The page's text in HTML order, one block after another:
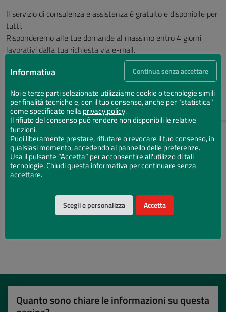
IN BIBLIOTECA
Iscrizione e informazioni
Prestito e prenotazione
Consultazione
Lettura accessibile
Il servizio di consulenza e assistenza è gratuito e disponibile per
tutti.
Risponderemo alle tue domande al massimo entro 4 giorni
lavorativi dalla tua richiesta via e-mail.
Pagina aggiornata il 27/05/2024
Quanto sono chiare le informazioni su questa
Informativa
Noi e terze parti selezionate utilizziamo cookie o tecnologie simili
per finalità tecniche e, con il tuo consenso, anche per "statistica"
come specificato nellaprivacy policy.
Il rifiuto del consenso può rendere non disponibili le relative
funzioni.
Puoi liberamente prestare, rifiutare o revocare il tuo consenso, in
qualsiasi momento, accedendo al pannello delle preferenze.
Usa il pulsante “Accetta” per acconsentire all'utilizzo di tali
tecnologie. Chiudi questa informativa per continuare senza
accettare.
Scegli e personalizza Accetta
Continua senza accettare